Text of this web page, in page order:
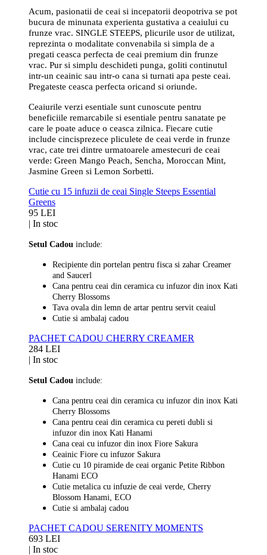
Acum, pasionatii de ceai si incepatorii deopotriva se pot
bucura de minunata experienta gustativa a ceaiului cu
frunze vrac. SINGLE STEEPS, plicurile usor de utilizat,
reprezinta o modalitate convenabila si simpla de a
pregati ceasca perfecta de ceai premium din frunze
vrac. Pur si simplu deschideti punga, goliti continutul
intr-un ceainic sau intr-o cana si turnati apa peste ceai.
Pregateste ceasca perfecta oricand si oriunde.
Ceaiurile verzi esentiale sunt cunoscute pentru
beneficiile remarcabile si esentiale pentru sanatate pe
care le poate aduce o ceasca zilnica. Fiecare cutie
include cincisprezece pliculete de ceai verde in frunze
vrac, cate trei dintre urmatoarele amestecuri de ceai
verde: Green Mango Peach, Sencha, Moroccan Mint,
Jasmine Green si Lemon Sorbetti.
Cutie cu 15 infuzii de ceai Single Steeps Essential
Greens
95 LEI
| In stoc
Setul Cadou include:
Recipiente din portelan pentru fisca si zahar Creamer
and Saucerl
Cana pentru ceai din ceramica cu infuzor din inox Kati
Cherry Blossoms
Tava ovala din lemn de artar pentru servit ceaiul
Cutie si ambalaj cadou
PACHET CADOU CHERRY CREAMER
284 LEI
| In stoc
Setul Cadou include:
Cana pentru ceai din ceramica cu infuzor din inox Kati
Cherry Blossoms
Cana pentru ceai din ceramica cu pereti dubli si
infuzor din inox Kati Hanami
Cana ceai cu infuzor din inox Fiore Sakura
Ceainic Fiore cu infuzor Sakura
Cutie cu 10 piramide de ceai organic Petite Ribbon
Hanami ECO
Cutie metalica cu infuzie de ceai verde, Cherry
Blossom Hanami, ECO
Cutie si ambalaj cadou
PACHET CADOU SERENITY MOMENTS
693 LEI
| In stoc